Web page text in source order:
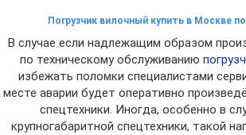
Погрузчик вилочный купить в Москве
В случае если надлежащим образом
по техническому обслуживанию
избежать поломки специалистами
месте аварии будет оперативно
спецтехники. Иногда, особенно в
крупногабаритной спецтехники, такой